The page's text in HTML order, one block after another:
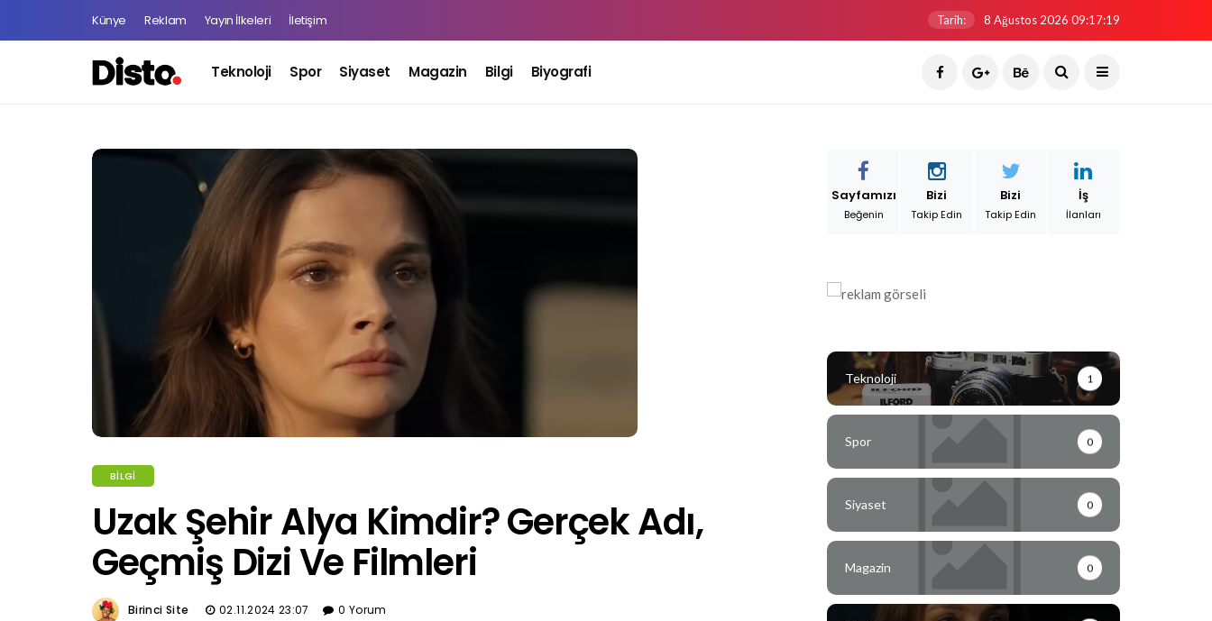
Künye Reklam Yayın İlkeleri İletişim Tarih: 8 Ağustos 2026 09:17:19
Teknoloji Spor Siyaset Magazin Bilgi Biyografi
BILGI
Uzak Şehir Alya Kimdir? Gerçek Adı,
Geçmiş Dizi Ve Filmleri
Birinci Site 02.11.2024 23:07 0 Yorum
Sayfamızı
Beğenin
Bizi
Takip Edin
Bizi
Takip Edin
İş
İlanları
Teknoloji 1
Spor 0
Siyaset 0
Magazin 0